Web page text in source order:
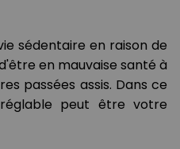
sédentaire en raison de
en mauvaise santé à
passées assis. Dans ce
peut être votre